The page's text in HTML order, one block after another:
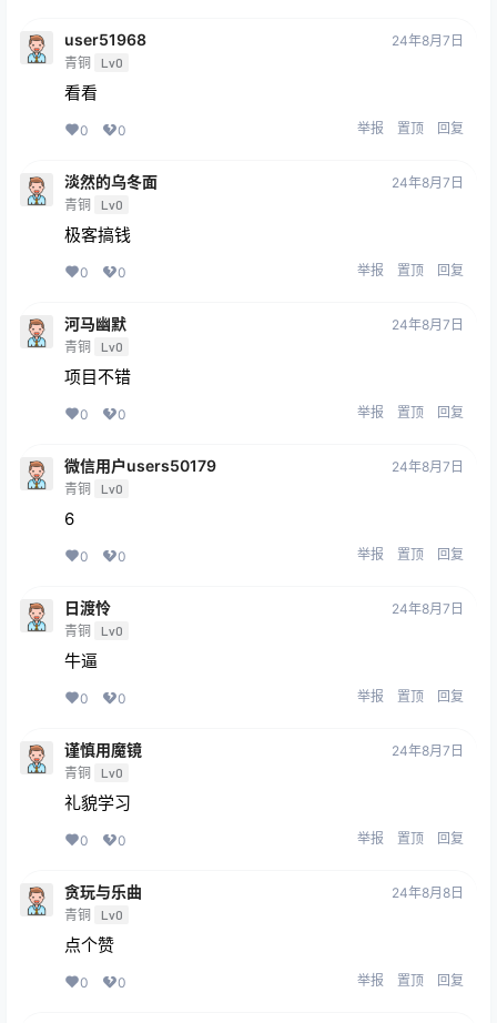
user51968
青铜 Lv0
24年8月7日
看看
0 0 举报 置顶 回复
淡然的乌冬面
青铜 Lv0
24年8月7日
极客搞钱
0 0 举报 置顶 回复
河马幽默
青铜 Lv0
24年8月7日
项目不错
0 0 举报 置顶 回复
微信用户users50179
青铜 Lv0
24年8月7日
6
0 0 举报 置顶 回复
日渡怜
青铜 Lv0
24年8月7日
牛逼
0 0 举报 置顶 回复
谨慎用魔镜
青铜 Lv0
24年8月7日
礼貌学习
0 0 举报 置顶 回复
贪玩与乐曲
青铜 Lv0
24年8月8日
点个赞
0 0 举报 置顶 回复